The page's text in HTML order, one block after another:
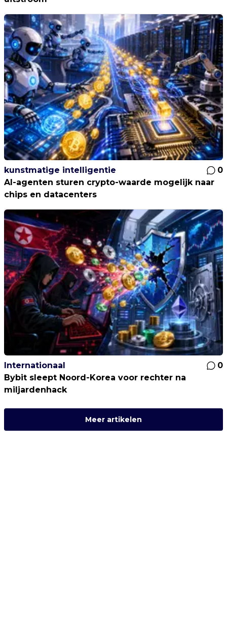
kunstmatige intelligentie
0
AI-agenten sturen crypto-waarde mogelijk naar
chips en datacenters
Internationaal
0
Bybit sleept Noord-Korea voor rechter na
miljardenhack
Meer artikelen